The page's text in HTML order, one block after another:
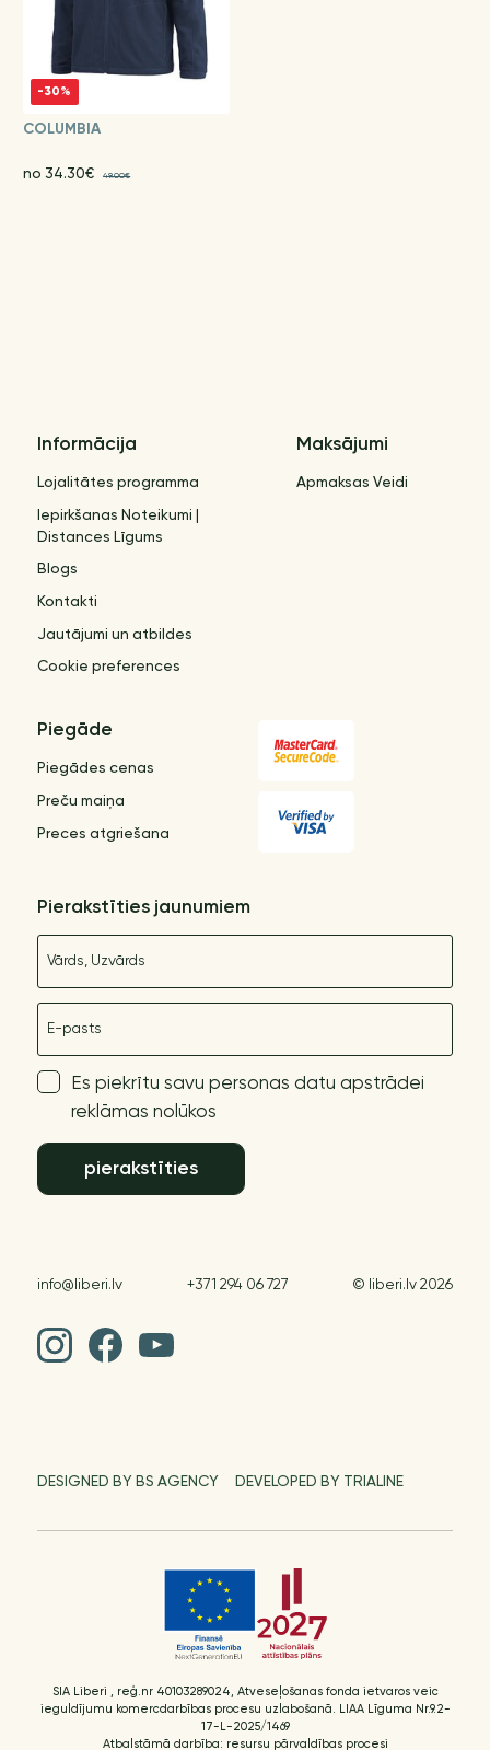
-30%
COLUMBIA
no 34.30€ 49.00€
Informācija
Lojalitātes programma
Iepirkšanas Noteikumi |
Distances Līgums
Blogs
Kontakti
Jautājumi un atbildes
Cookie preferences
Maksājumi
Apmaksas Veidi
Piegāde
Piegādes cenas
Preču maiņa
Preces atgriešana
Pierakstīties jaunumiem
Es piekrītu savu personas datu apstrādei
reklāmas nolūkos
pierakstīties
info@liberi.lv +371 294 06 727 © liberi.lv 2026
DESIGNED BY BS AGENCY DEVELOPED BY TRIALINE
SIA Liberi , reģ.nr 40103289024, Atveseļošanas fonda ietvaros veic
ieguldījumu komercdarbības procesu uzlabošanā. LIAA Līguma Nr.9.2-
17-L-2025/1469
Atbalstāmā darbība: resursu pārvaldības procesi